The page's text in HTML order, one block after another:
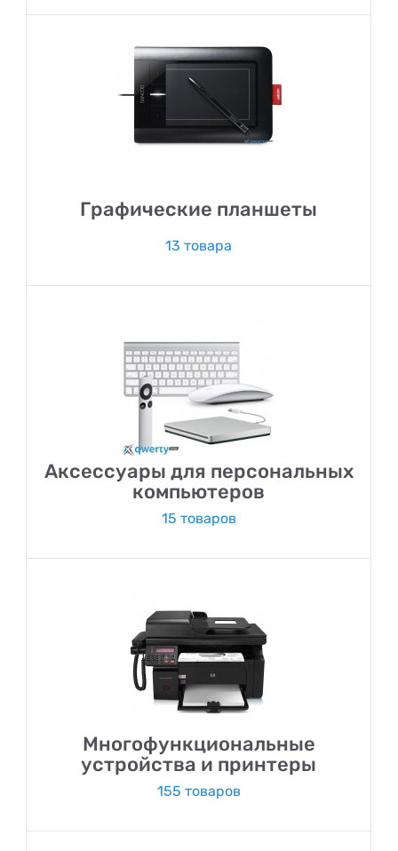
Графические планшеты
13 товара
Аксессуары для персональных
компьютеров
15 товаров
Многофункциональные
устройства и принтеры
155 товаров